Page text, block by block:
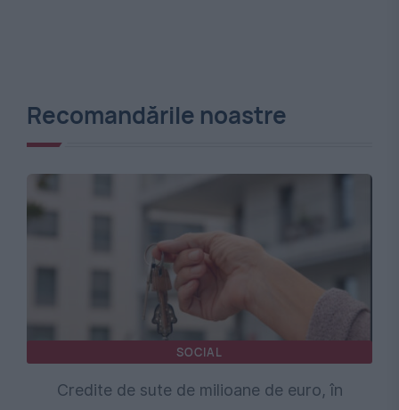
Recomandările noastre
SOCIAL
Credite de sute de milioane de euro, în